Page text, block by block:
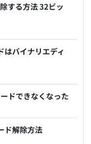
する方法 32ビッ
はバイナリエディ
ドできなくなった
ド解除方法